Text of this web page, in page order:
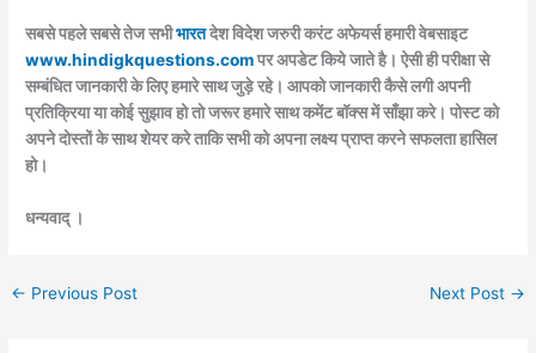
सबसे पहले सबसे तेज सभीभारतदेश विदेश जरुरी करंट अफेयर्स हमारी वेबसाइट
www.hindigkquestions.comपर अपडेट किये जाते है। ऐसी ही परीक्षा से
सम्बंधित जानकारी के लिए हमारे साथ जुड़े रहे। आपको जानकारी कैसे लगी अपनी
प्रतिक्रिया या कोई सुझाव हो तो जरूर हमारे साथ कमेंट बॉक्स में साँझा करे। पोस्ट को
अपने दोस्तों के साथ शेयर करे ताकि सभी को अपना लक्ष्य प्राप्त करने सफलता हासिल
हो।
धन्यवाद् ।
← Previous Post Next Post →